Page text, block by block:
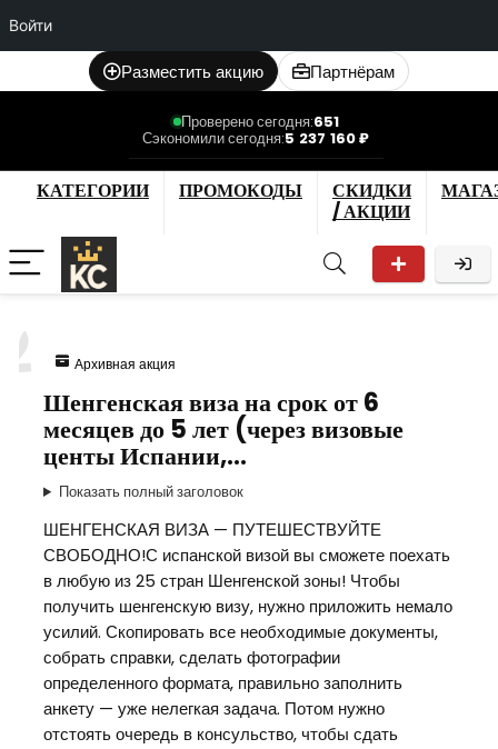
Войти
Разместить акцию Партнёрам
Проверено сегодня:651
Сэкономили сегодня:5 237 160 ₽
КАТЕГОРИИ ПРОМОКОДЫ
СКИДКИ
/ АКЦИИ
Архивная акция
Шенгенская виза на срок от 6
месяцев до 5 лет (через визовые
центы Испании,…
Показать полный заголовок
ШЕНГЕНСКАЯ ВИЗА — ПУТЕШЕСТВУЙТЕ
СВОБОДНО!С испанской визой вы сможете поехать
в любую из 25 стран Шенгенской зоны! Чтобы
получить шенгенскую визу, нужно приложить немало
усилий. Скопировать все необходимые документы,
собрать справки, сделать фотографии
определенного формата, правильно заполнить
анкету — уже нелегкая задача. Потом нужно
отстоять очередь в консульство, чтобы сдать